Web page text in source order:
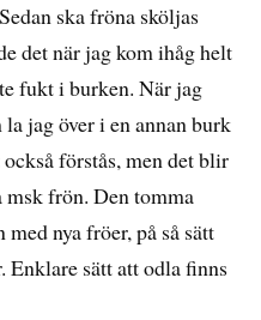
ska fröna sköljas
det när jag kom ihåg helt
fukt i burken. När jag
jag över i en annan burk
förstås, men det blir
msk frön. Den tomma
nya fröer, på så sätt
Enklare sätt att odla finns